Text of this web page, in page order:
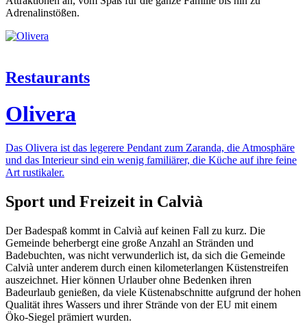
Adrenalinstößen.
Restaurants
Olivera
Das Olivera ist das legerere Pendant zum Zaranda, die Atmosphäre
und das Interieur sind ein wenig familiärer, die Küche auf ihre feine
Art rustikaler.
Sport und Freizeit in Calvià
Der Badespaß kommt in Calvià auf keinen Fall zu kurz. Die
Gemeinde beherbergt eine große Anzahl an Stränden und
Badebuchten, was nicht verwunderlich ist, da sich die Gemeinde
Calvià unter anderem durch einen kilometerlangen Küstenstreifen
auszeichnet. Hier können Urlauber ohne Bedenken ihren
Badeurlaub genießen, da viele Küstenabschnitte aufgrund der hohen
Qualität ihres Wassers und ihrer Strände von der EU mit einem
Öko-Siegel prämiert wurden.